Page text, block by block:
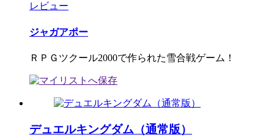
レビュー
ジャガアポー
ＲＰＧツクール2000で作られた雪合戦ゲーム！
デュエルキングダム（通常版）